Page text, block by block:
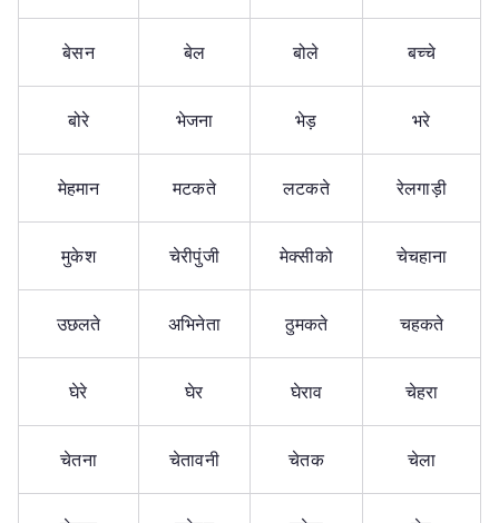
बेसन बेल बोले बच्चे
बोरे भेजना भेड़ भरे
मेहमान मटकते लटकते रेलगाड़ी
मुकेश चेरीपुंजी मेक्सीको चेचहाना
उछलते अभिनेता ठुमकते चहकते
घेरे घेर घेराव चेहरा
चेतना चेतावनी चेतक चेला